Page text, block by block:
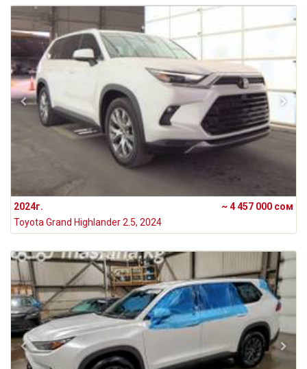
2024г.
~ 4 457 000 сом
Toyota Grand Highlander 2.5, 2024